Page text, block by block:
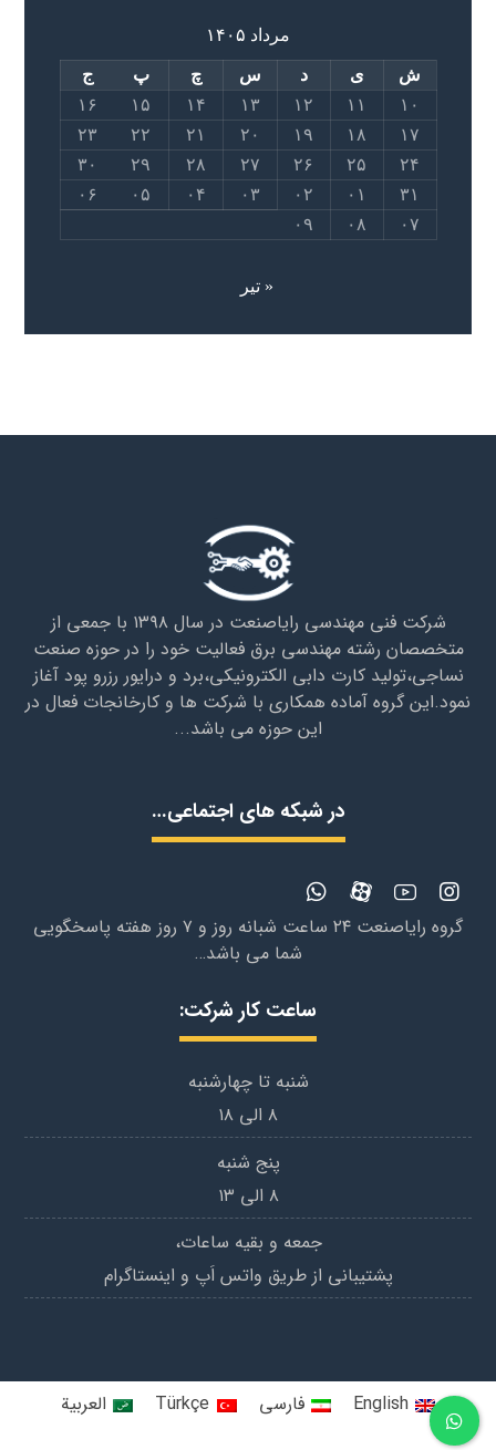
مرداد ۱۴۰۵
ش ی د س چ پ
ج
۱۰
۱۱ ۱۲ ۱۳ ۱۴ ۱۵
۱۶
۱۷
۱۸ ۱۹ ۲۰ ۲۱ ۲۲
۲۳
۲۴
۲۵ ۲۶ ۲۷ ۲۸ ۲۹
۳۰
۳۱
۰۱ ۰۲ ۰۳ ۰۴ ۰۵
۰۶
۰۷
۰۸ ۰۹
« تیر
شرکت فنی مهندسی رایاصنعت در سال ۱۳۹۸ با جمعی از
متخصصان رشته مهندسی برق فعالیت خود را در حوزه صنعت
نساجی،تولید کارت دابی الکترونیکی،برد و درایور رزرو پود آغاز
نمود.این گروه آماده همکاری با شرکت ها و کارخانجات فعال در
این حوزه می باشد...
در شبکه های اجتماعی…
گروه رایاصنعت ۲۴ ساعت شبانه روز و ۷ روز هفته پاسخگویی
شما می باشد…
ساعت کار شرکت:
شنبه تا چهارشنبه
۸ الی ۱۸
پنج شنبه
۸ الی ۱۳
جمعه و بقیه ساعات،
پشتیبانی از طریق واتس اَپ و اینستاگرام
English فارسی Türkçe العربية